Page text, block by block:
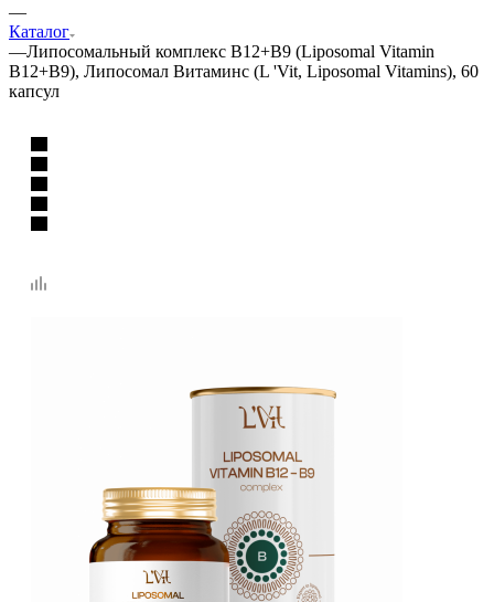
—
Каталог
—Липосомальный комплекс В12+В9 (Liposomal Vitamin
В12+В9), Липосомал Витаминс (L 'Vit, Liposomal Vitamins), 60
капсул